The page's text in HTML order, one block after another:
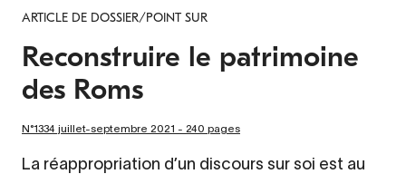
ARTICLE DE DOSSIER/POINT SUR
Reconstruire le patrimoine
des Roms
N°1334 juillet-septembre 2021 - 240 pages
La réappropriation d’un discours sur soi est au